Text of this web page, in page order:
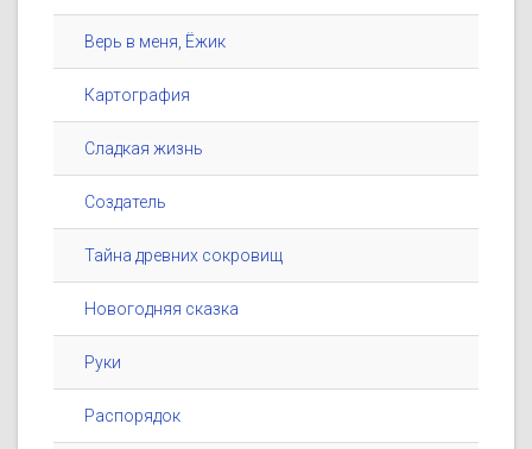
Верь в меня, Ёжик
Картография
Сладкая жизнь
Создатель
Тайна древних сокровищ
Новогодняя сказка
Руки
Распорядок